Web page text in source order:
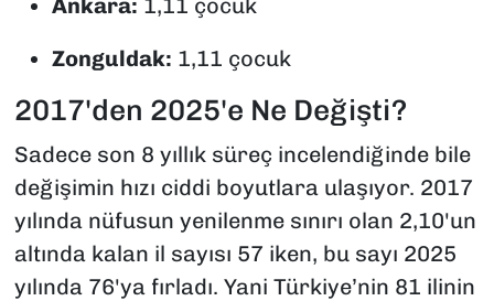
Ankara: 1,11 çocuk
Zonguldak: 1,11 çocuk
2017'den 2025'e Ne Değişti?
Sadece son 8 yıllık süreç incelendiğinde bile
değişimin hızı ciddi boyutlara ulaşıyor. 2017
yılında nüfusun yenilenme sınırı olan 2,10'un
altında kalan il sayısı 57 iken, bu sayı 2025
yılında 76'ya fırladı. Yani Türkiye’nin 81 ilinin